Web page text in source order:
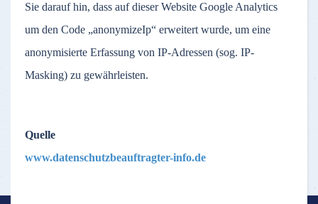
Sie darauf hin, dass auf dieser Website Google Analytics
um den Code „anonymizeIp“ erweitert wurde, um eine
anonymisierte Erfassung von IP-Adressen (sog. IP-
Masking) zu gewährleisten.
Quelle
www.datenschutzbeauftragter-info.de